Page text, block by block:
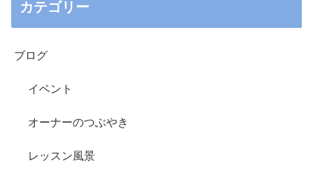
カテゴリー
ブログ
イベント
オーナーのつぶやき
レッスン風景